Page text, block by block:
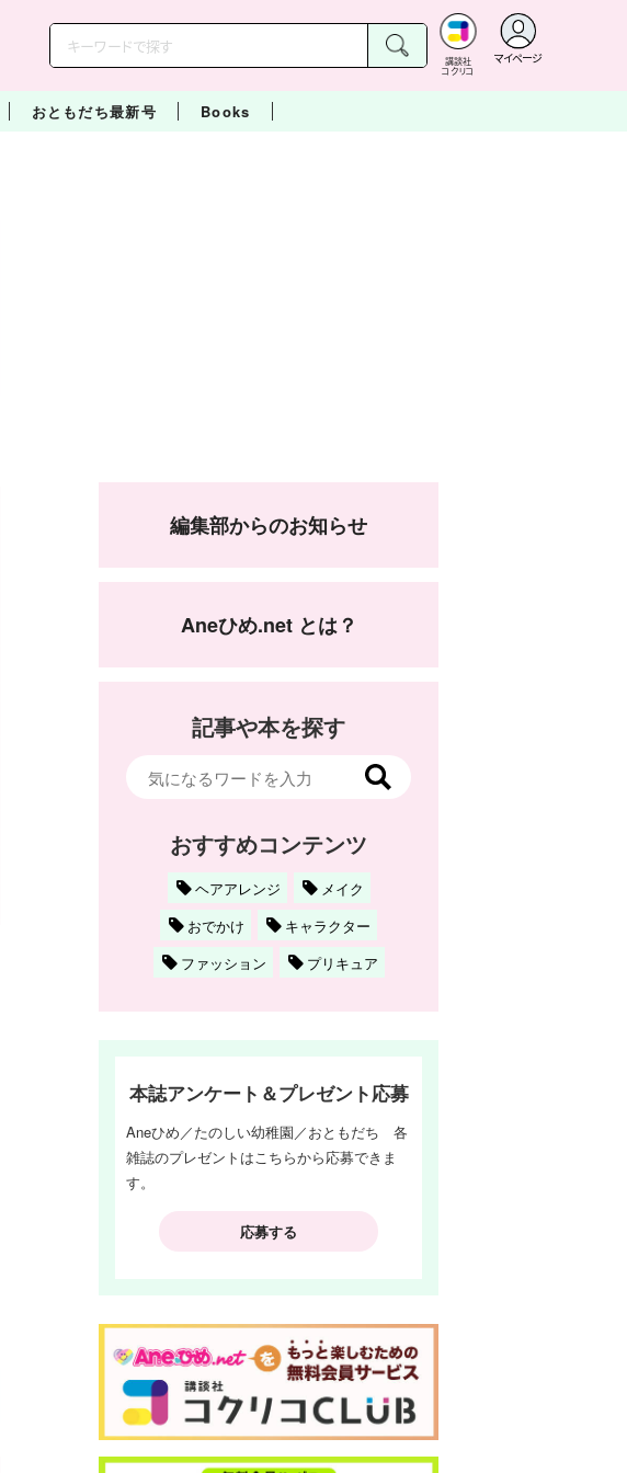
講談社
コクリコ
マイページ
おともだち最新号 Books
編集部からのお知らせ
Aneひめ.net とは？
記事や本を探す
おすすめコンテンツ
ヘアアレンジ
メイク
おでかけ
キャラクター
ファッション
プリキュア
本誌アンケート＆プレゼント応募
Aneひめ／たのしい幼稚園／おともだち 各
雑誌のプレゼントはこちらから応募できま
す。
応募する